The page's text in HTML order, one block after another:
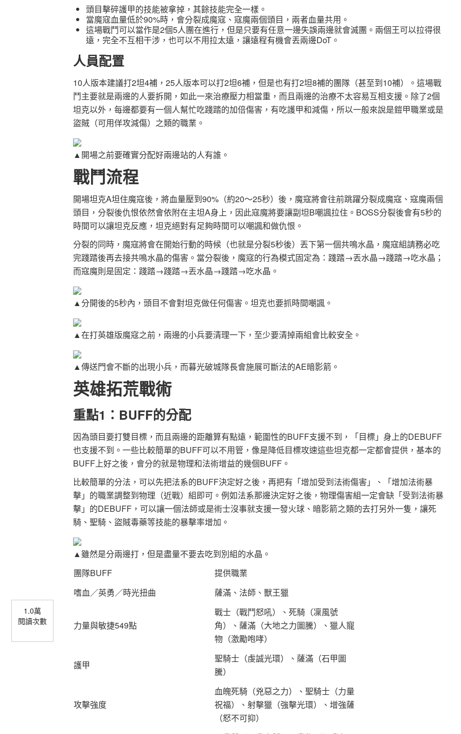
1.0萬
閱讀次數
頭目擊碎護甲的技能被拿掉，其餘技能完全一樣。
當魔寇血量低於90%時，會分裂成魔寇、寇魔兩個頭目，兩者血量共用。
這場戰鬥可以當作是2個5人團在進行，但是只要有任意一邊失誤兩邊就會滅團。兩個王可以拉得很
遠，完全不互相干涉，也可以不用拉太遠，讓遠程有機會丟兩邊DoT。
人員配置
10人版本建議打2坦4補，25人版本可以打2坦6補，但是也有打2坦8補的團隊（甚至到10補）。這場戰
鬥主要就是兩邊的人要拆開，如此一來治療壓力相當重，而且兩邊的治療不太容易互相支援。除了2個
坦克以外，每邊都要有一個人幫忙吃踐踏的加倍傷害，有吃護甲和減傷，所以一般來說是鎧甲職業或是
盜賊（可用佯攻減傷）之類的職業。
▲開場之前要確實分配好兩邊站的人有誰。
戰鬥流程
開場坦克A坦住魔寇後，將血量壓到90%（約20～25秒）後，魔寇將會往前跳躍分裂成魔寇、寇魔兩個
頭目，分裂後仇恨依然會依附在主坦A身上，因此寇魔將要讓副坦B嘲諷拉住。BOSS分裂後會有5秒的
時間可以讓坦克反應，坦克絕對有足夠時間可以嘲諷和做仇恨。
分裂的同時，魔寇將會在開始行動的時候（也就是分裂5秒後）丟下第一個共鳴水晶，魔寇組請務必吃
完踐踏後再去接共鳴水晶的傷害。當分裂後，魔寇的行為模式固定為：踐踏→丟水晶→踐踏→吃水晶；
而寇魔則是固定：踐踏→踐踏→丟水晶→踐踏→吃水晶。
▲分開後的5秒內，頭目不會對坦克做任何傷害。坦克也要抓時間嘲諷。
▲在打英雄版魔寇之前，兩邊的小兵要清理一下，至少要清掉兩組會比較安全。
▲傳送門會不斷的出現小兵，而暮光破城隊長會施展可斷法的AE暗影箭。
英雄拓荒戰術
重點1：BUFF的分配
因為頭目要打雙目標，而且兩邊的距離算有點遠，範圍性的BUFF支援不到，「目標」身上的DEBUFF
也支援不到。一些比較簡單的BUFF可以不用管，像是降低目標攻速這些坦克都一定都會提供，基本的
BUFF上好之後，會分的就是物理和法術增益的幾個BUFF。
比較簡單的分法，可以先把法系的BUFF決定好之後，再把有「增加受到法術傷害」、「增加法術暴
擊」的職業調整到物理（近戰）組即可。例如法系那邊決定好之後，物理傷害組一定會缺「受到法術暴
擊」的DEBUFF，可以讓一個法師或是術士沒事就支援一發火球、暗影箭之類的去打另外一隻，讓死
騎、聖騎、盜賊毒藥等技能的暴擊率增加。
▲雖然是分兩邊打，但是盡量不要去吃到別組的水晶。
團隊BUFF
提供職業
嗜血／英勇／時光扭曲
薩滿、法師、獸王獵
力量與敏捷549點
戰士（戰鬥怒吼）、死騎（凜風號
角）、薩滿（大地之力圖騰）、獵人寵
物（激勵咆哮）
護甲
聖騎士（虔誠光環）、薩滿（石甲圖
騰）
攻擊強度
血魄死騎（兇惡之力）、聖騎士（力量
祝福）、射擊獵（強擊光環）、增強薩
（怒不可抑）